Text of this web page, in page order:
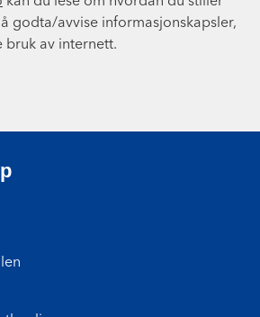
godta/avvise informasjonskapsler,
bruk av internett.